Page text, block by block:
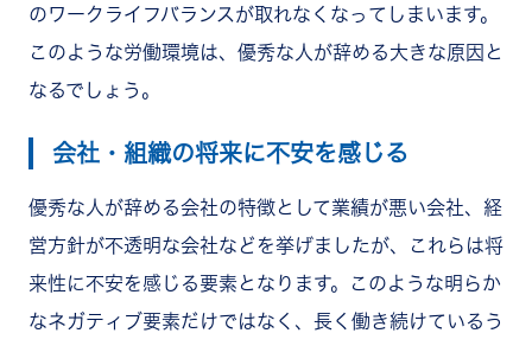
のワークライフバランスが取れなくなってしまいます。
このような労働環境は、優秀な人が辞める大きな原因と
なるでしょう。
会社・組織の将来に不安を感じる
優秀な人が辞める会社の特徴として業績が悪い会社、経
営方針が不透明な会社などを挙げましたが、これらは将
来性に不安を感じる要素となります。このような明らか
なネガティブ要素だけではなく、長く働き続けているう